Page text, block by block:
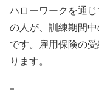
ハローワークを通
の人が、訓練期間
です。雇用保険の
ります。